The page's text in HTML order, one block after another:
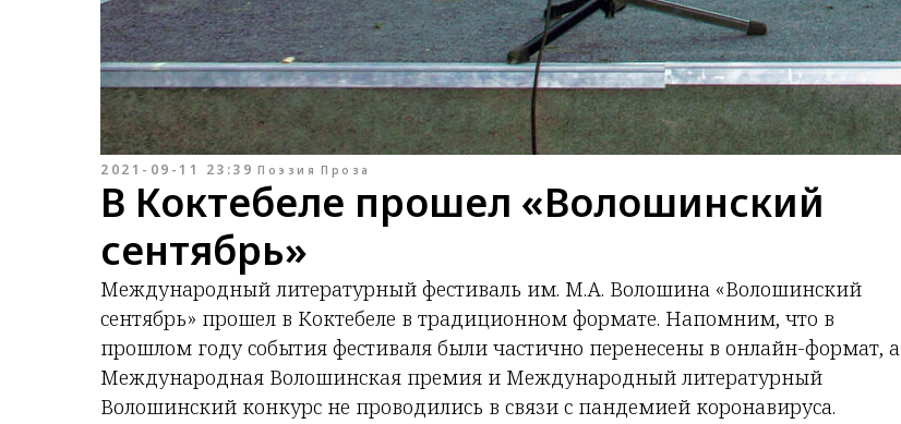
2021-09-11 23:39 Поэзия Проза
В Коктебеле прошел «Волошинский
сентябрь»
Международный литературный фестиваль им. М.А. Волошина «Волошинский
сентябрь» прошел в Коктебеле в традиционном формате. Напомним, что в
прошлом году события фестиваля были частично перенесены в онлайн-формат, а
Международная Волошинская премия и Международный литературный
Волошинский конкурс не проводились в связи с пандемией коронавируса.